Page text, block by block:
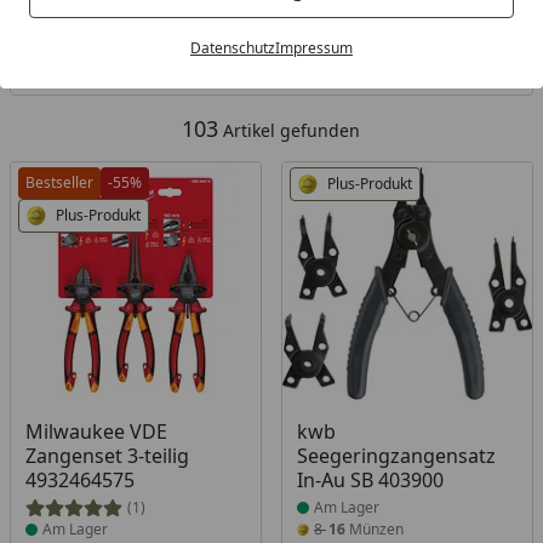
DatenschutzImpressum
Kategorien
103 Artikel gefunden
Bestseller
-55%
Plus-Produkt
Milwaukee VDE
Zangenset 3-teilig
4932464575
(1)
Produkt am Lager
Am Lager
Plus-Produkt
kwb
Seegeringzangensatz
In-Au SB 403900
Produkt am Lager
Am Lager
816Münzen